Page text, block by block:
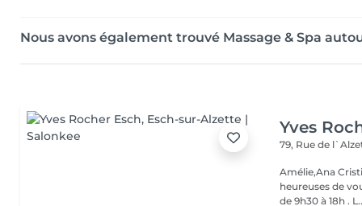
Nous avons également trouvé Massage & Spa
Yves
79, Rue de
Amélie,Ana
heureuses de
de 9h30 à 18h .